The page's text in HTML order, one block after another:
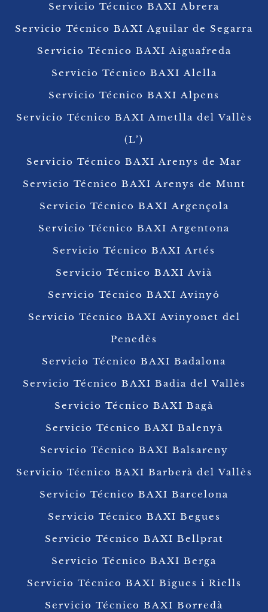
Servicio Técnico BAXI Abrera
Servicio Técnico BAXI Aguilar de Segarra
Servicio Técnico BAXI Aiguafreda
Servicio Técnico BAXI Alella
Servicio Técnico BAXI Alpens
Servicio Técnico BAXI Ametlla del Vallès
(L’)
Servicio Técnico BAXI Arenys de Mar
Servicio Técnico BAXI Arenys de Munt
Servicio Técnico BAXI Argençola
Servicio Técnico BAXI Argentona
Servicio Técnico BAXI Artés
Servicio Técnico BAXI Avià
Servicio Técnico BAXI Avinyó
Servicio Técnico BAXI Avinyonet del
Penedès
Servicio Técnico BAXI Badalona
Servicio Técnico BAXI Badia del Vallès
Servicio Técnico BAXI Bagà
Servicio Técnico BAXI Balenyà
Servicio Técnico BAXI Balsareny
Servicio Técnico BAXI Barberà del Vallès
Servicio Técnico BAXI Barcelona
Servicio Técnico BAXI Begues
Servicio Técnico BAXI Bellprat
Servicio Técnico BAXI Berga
Servicio Técnico BAXI Bigues i Riells
Servicio Técnico BAXI Borredà